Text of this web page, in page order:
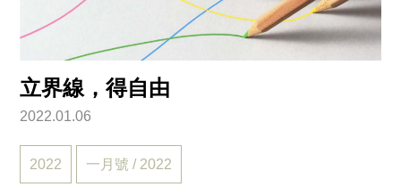
立界線，得自由
2022.01.06
2022 一月號 / 2022